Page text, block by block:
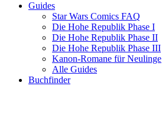
Guides
Star Wars Comics FAQ
Die Hohe Republik Phase I
Die Hohe Republik Phase II
Die Hohe Republik Phase III
Kanon-Romane für Neulinge
Alle Guides
Buchfinder